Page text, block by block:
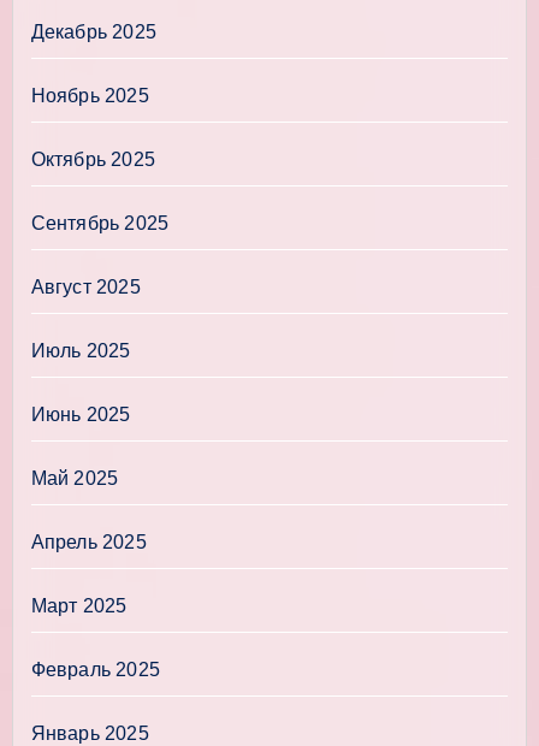
Декабрь 2025
Ноябрь 2025
Октябрь 2025
Сентябрь 2025
Август 2025
Июль 2025
Июнь 2025
Май 2025
Апрель 2025
Март 2025
Февраль 2025
Январь 2025